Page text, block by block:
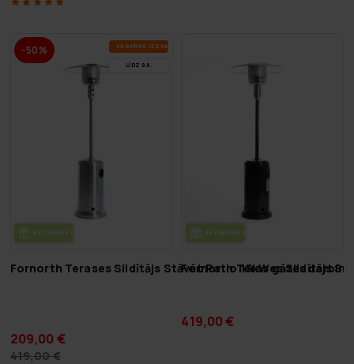
-50% VA­SA­RAS IZ­SKA­ŅA
LĪDZ 9.8.
BEZ­MAK­SAS PIE­GĀ­DE
Fornorth Terases Sildītājs Stāvēt Patio 13kW gāzes
209,00 €
419,00 €
BEZ­MAK­SAS PIE­GĀ­DE
Fornorth Terases Sildītājs
419,00 €